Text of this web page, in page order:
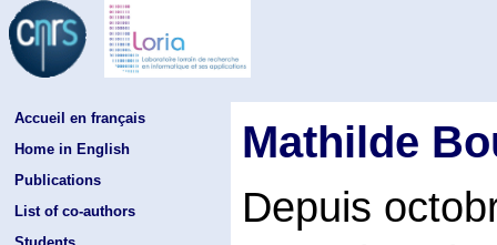
Accueil en français
Home in English
Publications
List of co-authors
Mathilde
Depuis